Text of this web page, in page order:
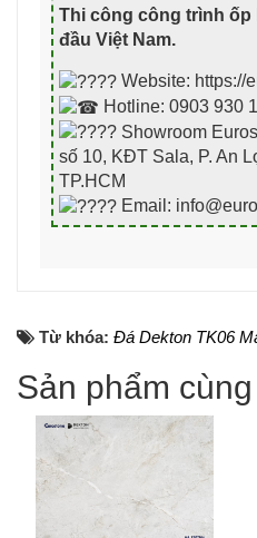
Thi công công trình ốp
đầu Việt Nam.
Website: https://
Hotline: 0903 930
Showroom
số 10, KĐT Sala, P. An
TP.HCM
Email:
Từ khóa: Đá Dekton TK06
Sản phẩm